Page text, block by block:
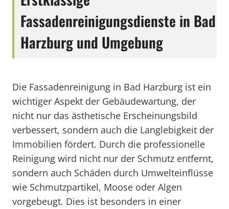
Fassadenreinigungsdienste in Bad
Harzburg und Umgebung
Die Fassadenreinigung in Bad Harzburg ist ein
wichtiger Aspekt der Gebäudewartung, der
nicht nur das ästhetische Erscheinungsbild
verbessert, sondern auch die Langlebigkeit der
Immobilien fördert. Durch die professionelle
Reinigung wird nicht nur der Schmutz entfernt,
sondern auch Schäden durch Umwelteinflüsse
wie Schmutzpartikel, Moose oder Algen
vorgebeugt. Dies ist besonders in einer